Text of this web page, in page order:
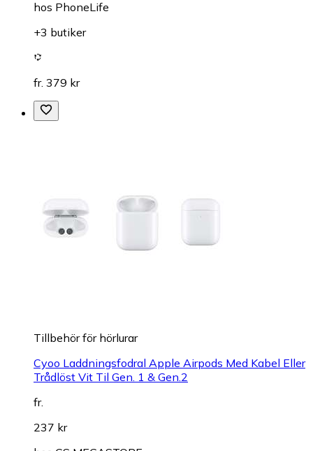
hos PhoneLife
+3 butiker
fr. 379 kr
Tillbehör för hörlurar
Cyoo Laddningsfodral Apple Airpods Med Kabel Eller
Trådlöst Vit Til Gen. 1 & Gen.2
fr.
237 kr